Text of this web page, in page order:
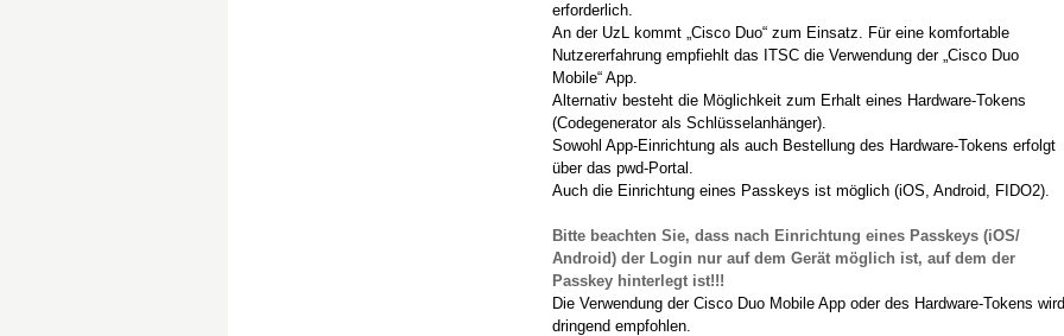
erforderlich.
An der UzL kommt „Cisco Duo“ zum Einsatz. Für eine komfortable
Nutzererfahrung empfiehlt das ITSC die Verwendung der „Cisco Duo
Mobile“ App.
Alternativ besteht die Möglichkeit zum Erhalt eines Hardware-Tokens
(Codegenerator als Schlüsselanhänger).
Sowohl App-Einrichtung als auch Bestellung des Hardware-Tokens erfolgt
über das pwd-Portal.
Auch die Einrichtung eines Passkeys ist möglich (iOS, Android, FIDO2).
Bitte beachten Sie, dass nach Einrichtung eines Passkeys (iOS/
Android) der Login nur auf dem Gerät möglich ist, auf dem der
Passkey hinterlegt ist!!!
Die Verwendung der Cisco Duo Mobile App oder des Hardware-Tokens
dringend empfohlen.